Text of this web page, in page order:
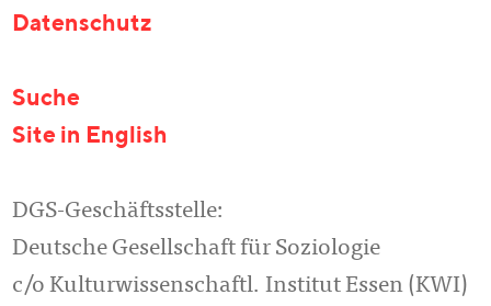
Datenschutz
Suche
Site in English
DGS-Geschäftsstelle:
Deutsche Gesellschaft für Soziologie
c/o Kulturwissenschaftl. Institut Essen (KWI)